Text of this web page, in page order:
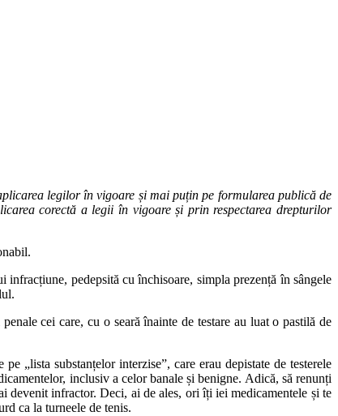
legilor în vigoare și mai puțin pe formularea publică de
corectă a legii în vigoare și prin respectarea drepturilor
pedepsită cu închisoare, simpla prezență în sângele
cei care, cu o seară înainte de testare au luat o pastilă de
„lista substanțelor interzise”, care erau depistate de testerele
inclusiv a celor banale și benigne. Adică, să renunți
devenit infractor. Deci, ai de ales, ori îți iei medicamentele și te
ca la turneele de tenis.